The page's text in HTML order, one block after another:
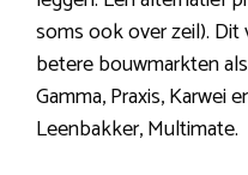
soms ook over zeil). Dit
betere bouwmarkten
Gamma, Praxis, Karwei
Leenbakker, Multimate.